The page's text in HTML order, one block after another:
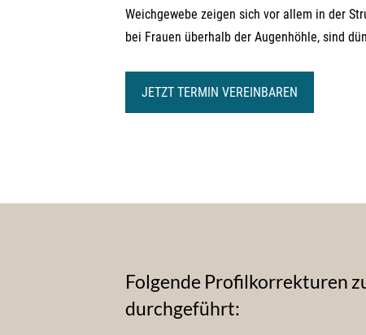
Weichgewebe zeigen sich vor allem in der
bei Frauen überhalb der Augenhöhle, sind
JETZT TERMIN VEREINBAREN
Folgende Profilkorrekturen
durchgeführt: